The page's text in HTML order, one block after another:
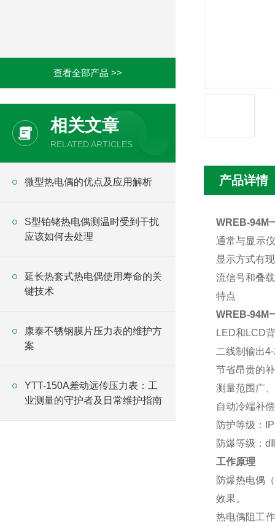
查看全部产品 >>
相关文章
RELATED ARTICLES
微型热电偶的优点及应用解析
S型铂铑热电偶测温时受到干扰
应该如何去处理
延长热套式热电偶使用寿命的关
键技术
康泰不锈钢膜片压力表的维护方
案
YTT-150A差动远传压力表：工
业测量的守护者及日常维护指南
产品详情
WREB-94M
通常与显示
显示方式有
流信号和叠
特点
WREB-94M
LED和LCD
二线制输出
节省昂贵的
测量范围广
自动冷端补
防护等级：
防爆等级：
工作原理
防爆热电偶
效果。
热电偶阻工